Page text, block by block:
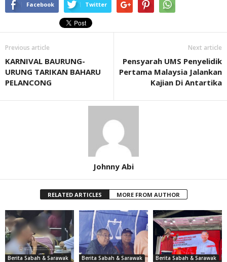
Facebook Twitter
Previous article
KARNIVAL BAURUNG-
URUNG TARIKAN BAHARU
PELANCONG
Next article
Pensyarah UMS Penyelidik
Pertama Malaysia Jalankan
Kajian Di Antartika
Johnny Abi
RELATED ARTICLES MORE FROM AUTHOR
Berita Sabah & Sarawak Berita Sabah & Sarawak Berita Sabah & Sarawak